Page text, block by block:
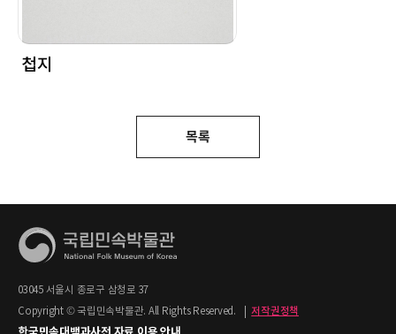
첩지
목록
03045 서울시 종로구 삼청로 37
Copyright © 국립민속박물관. All Rights Reserved.
저작권정책